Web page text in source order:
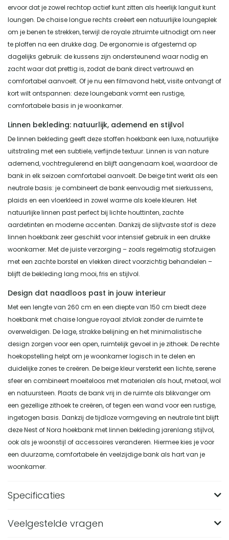
ervoor dat je zowel rechtop actief kunt zitten als heerlijk languit kunt
loungen. De chaise longue rechts creëert een natuurlijke loungeplek
om je benen te strekken, terwijl de royale zitruimte uitnodigt om neer
te ploffen na een drukke dag. De ergonomie is afgestemd op
dagelijks gebruik: de kussens zijn ondersteunend waar nodig en
zacht waar dat prettig is, zodat de bank direct vertrouwd en
comfortabel aanvoelt. Of je nu een filmavond hebt, visite ontvangt of
kort wilt ontspannen: deze loungebank vormt een rustige,
comfortabele basis in je woonkamer.
Linnen bekleding: natuurlijk, ademend en stijlvol
De linnen bekleding geeft deze stoffen hoekbank een luxe, natuurlijke
uitstraling met een subtiele, verfijnde textuur. Linnen is van nature
ademend, vochtregulerend en blijft aangenaam koel, waardoor de
bank in elk seizoen comfortabel aanvoelt. De beige tint werkt als een
neutrale basis: je combineert de bank eenvoudig met sierkussens,
plaids en een vloerkleed in zowel warme als koele kleuren. Het
natuurlijke linnen past perfect bij lichte houttinten, zachte
aardetinten en moderne accenten. Dankzij de slijtvaste stof is deze
linnen hoekbank zeer geschikt voor intensief gebruik in een drukke
woonkamer. Met de juiste verzorging – zoals regelmatig stofzuigen
met een zachte borstel en vlekken direct voorzichtig behandelen –
blijft de bekleding lang mooi, fris en stijlvol.
Design dat naadloos past in jouw interieur
Met een lengte van 260 cm en een diepte van 150 cm biedt deze
hoekbank met chaise longue royaal zitvlak zonder de ruimte te
overweldigen. De lage, strakke belijning en het minimalistische
design zorgen voor een open, ruimtelijk gevoel in je zithoek. De rechte
hoekopstelling helpt om je woonkamer logisch in te delen en
duidelijke zones te creëren. De beige kleur versterkt een lichte, serene
sfeer en combineert moeiteloos met materialen als hout, metaal, wol
en natuursteen. Plaats de bank vrij in de ruimte als blikvanger om
een gezellige zithoek te creëren, of tegen een wand voor een rustige,
ingetogen basis. Dankzij de tijdloze vormgeving en neutrale tint blijft
deze Nest of Nora hoekbank met linnen bekleding jarenlang stijlvol,
ook als je woonstijl of accessoires veranderen. Hiermee kies je voor
een duurzame, comfortabele én veelzijdige bank als hart van je
woonkamer.
Specificaties
Merk
Veelgestelde vragen